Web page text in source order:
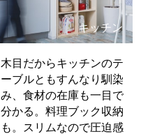
キッチン
木目だからキッチンのテ
ーブルともすんなり馴染
み、食材の在庫も一目で
分かる。料理ブック収納
も。スリムなので圧迫感